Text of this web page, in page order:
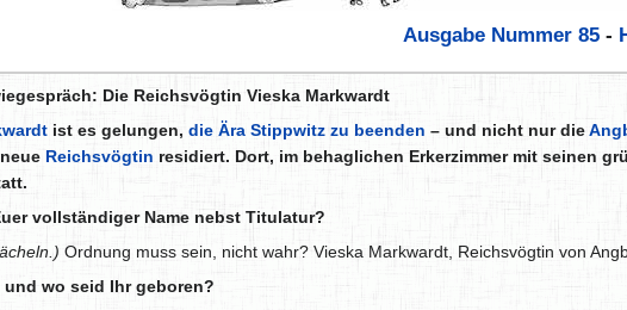
Ausgabe Nummer 85-
Die Reichsvögtin Vieska Markwardt
ist es gelungen, die Ära Stippwitz zu beenden – und nicht nur die
Reichsvögtin residiert. Dort, im behaglichen Erkerzimmer mit seinen
vollständiger Name nebst Titulatur?
Ordnung muss sein, nicht wahr? Vieska Markwardt, Reichsvögtin von
und wo seid Ihr geboren?